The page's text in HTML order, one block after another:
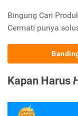
Bingung Cari
Cermati punya
Kapan Harus